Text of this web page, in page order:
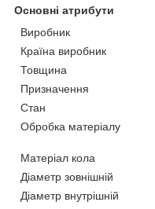
Основні атрибути
Виробник
Країна виробник
Товщина
Призначення
Стан
Обробка матеріалу
Матеріал кола
Діаметр зовнішній
Діаметр внутрішній